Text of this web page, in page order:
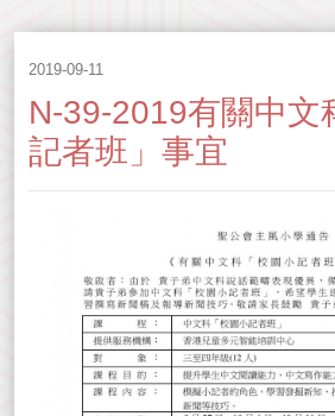
2019-09-11
N-39-2019有關中文
記者班」事宜